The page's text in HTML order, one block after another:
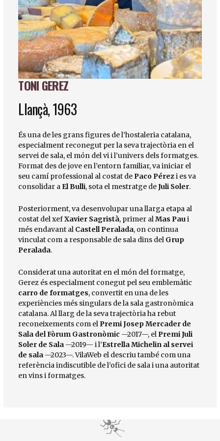
Diapositiva 1 de 1
TONI GEREZ
Llançà, 1963
És una de les grans figures de l’hostaleria catalana,
especialment reconegut per la seva trajectòria en el
servei de sala, el món del vi i l’univers dels formatges.
Format des de jove en l’entorn familiar, va iniciar el
seu camí professional al costat de Paco Pérezi es va
consolidar a El Bulli, sota el mestratge deJuli Soler.
Posteriorment, va desenvolupar una llarga etapa al
costat del xefXavier Sagristà, primer alMas Paui
més endavant al Castell Peralada, on continua
vinculat com a responsable de sala dins del Grup
Peralada.
Considerat una autoritat en el món del formatge,
Gerez és especialment conegut pel seu emblemàtic
carro de formatges, convertit en una de les
experiències més singulars de la sala gastronòmica
catalana. Al llarg de la seva trajectòria ha rebut
reconeixements com el Premi Josep Mercader de
Sala del Fòrum Gastronòmic —2017—, el Premi Juli
Soler de Sala —2019— i l’Estrella Michelin al servei
de sala —2023—. VilaWeb el descriu també com una
referència indiscutible de l’ofici de sala i una autoritat
en vins i formatges.